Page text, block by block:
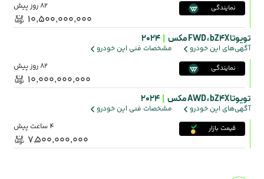
نمایندگی 82 روز پیش
۱۰٬۵۰۰٬۰۰۰٬۰۰۰
تویوتا bZ4X ، FWD مکس 2024
آگهی‌های این خودرو مشخصات فنی این خودرو
نمایندگی 82 روز پیش
۱۰٬۰۰۰٬۰۰۰٬۰۰۰
تویوتا bZ4X ، AWD مکس 2024
آگهی‌های این خودرو مشخصات فنی این خودرو
قیمت بازار 4 ساعت پیش
۷٬۵۰۰٬۰۰۰٬۰۰۰